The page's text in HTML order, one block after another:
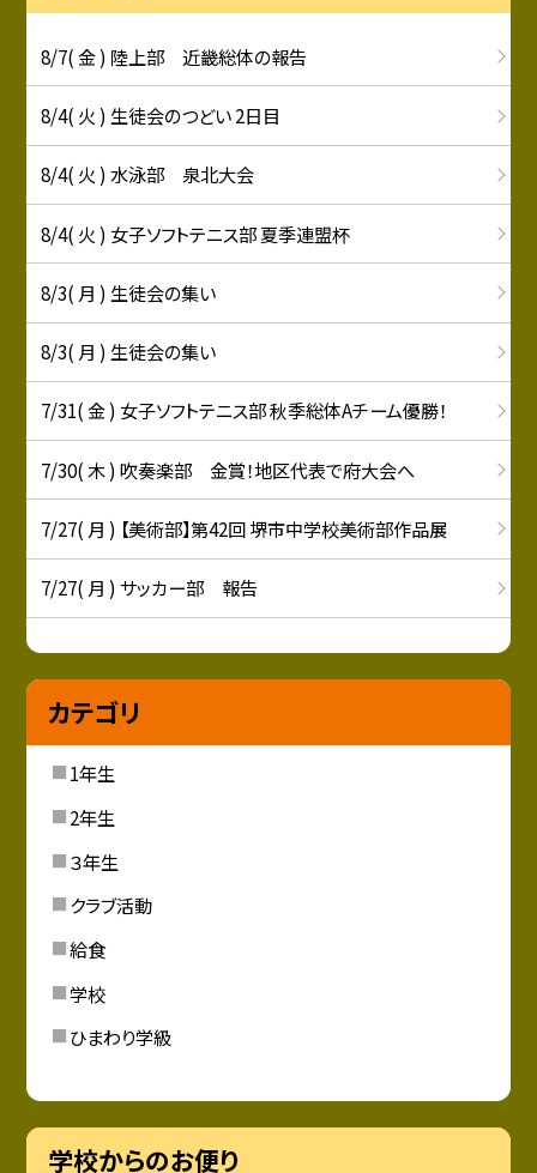
8/7( 金 ) 陸上部 近畿総体の報告
8/4( 火 ) 生徒会のつどい 2日目
8/4( 火 ) 水泳部 泉北大会
8/4( 火 ) 女子ソフトテニス部 夏季連盟杯
8/3( 月 ) 生徒会の集い
8/3( 月 ) 生徒会の集い
7/31( 金 ) 女子ソフトテニス部 秋季総体Aチーム優勝！
7/30( 木 ) 吹奏楽部 金賞！地区代表で府大会へ
7/27( 月 ) 【美術部】第42回 堺市中学校美術部作品展
7/27( 月 ) サッカー部 報告
カテゴリ
1年生
2年生
３年生
クラブ活動
給食
学校
ひまわり学級
学校からのお便り